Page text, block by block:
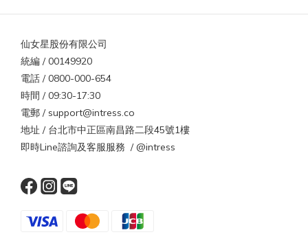
木梳或金屬梳則能導電釋放靜電。出國時可攜帶小型木梳或抗靜電
梳具。3. 選對衣物材質壓克力、尼龍、聚酯纖維衣物摩擦力強，最
容易起電。改穿棉質、絲質或羊毛混紡衣物能大幅減少靜電。4. 保
持空氣濕度台灣或國外都一樣，濕度過低是靜電主因。可在室內放
一杯水或加濕器，維持濕度約 50%。5. 避免過熱吹風高溫會破壞角
質層，導致更乾更電。建議使用中溫或具負離子功能的吹風機，減
少靜電與水分流失。出國更明顯！這些國家是靜電重災區若你打算
低、衣物材質偏毛料，都是頭髮起電的完美條件。區域代表城市靜
一脫外套就被電🇸🇪 瑞典 / 🇫🇮 芬蘭斯德哥爾摩、赫爾辛基冬季長
達 5 個月，毛料衣物摩擦頻繁🇯🇵 北海道 / 🇰🇷 首爾札幌、首爾室
仙女星股份有限公司
統編 / 00149920
電話 / 0800-000-654
時間 / 09:30-17:30
電郵 / support@intress.co
地址 / 台北市中正區南昌路二段45號1樓
即時Line諮詢及客服服務 / @intress